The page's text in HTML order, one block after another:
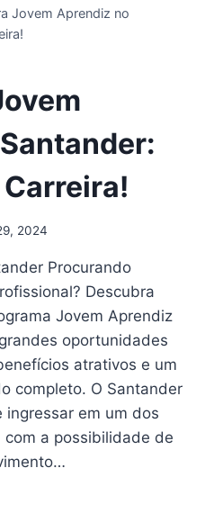
Jovem Aprendiz no
2024
Procurando
Descubra
Jovem Aprendiz
oportunidades
atrativos e um
completo. O Santander
ingressar em um dos
a possibilidade de